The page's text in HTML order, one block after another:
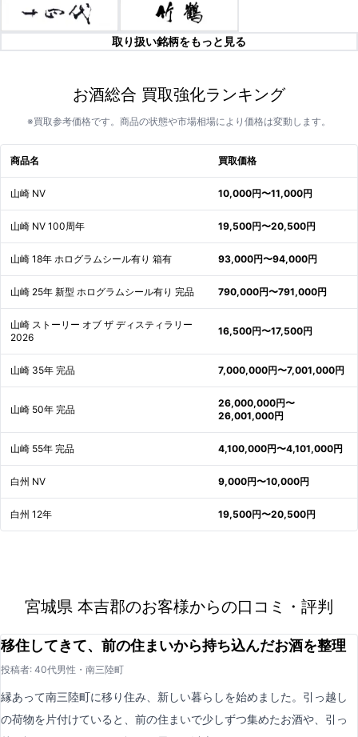
取り扱い銘柄をもっと見る
お酒総合 買取強化ランキング
※買取参考価格です。商品の状態や市場相場により価格は変動します。
商品名 買取価格
山崎 NV 10,000円〜11,000円
山崎 NV 100周年 19,500円〜20,500円
山崎 18年 ホログラムシール有り 箱有 93,000円〜94,000円
山崎 25年 新型 ホログラムシール有り 完品 790,000円〜791,000円
山崎 ストーリー オブ ザ ディスティラリー
2026
16,500円〜17,500円
山崎 35年 完品 7,000,000円〜7,001,000円
山崎 50年 完品
26,000,000円〜
26,001,000円
山崎 55年 完品 4,100,000円〜4,101,000円
白州 NV 9,000円〜10,000円
白州 12年 19,500円〜20,500円
宮城県 本吉郡のお客様からの口コミ・評判
移住してきて、前の住まいから持ち込んだお酒を整理
投稿者: 40代男性・南三陸町
縁あって南三陸町に移り住み、新しい暮らしを始めました。引っ越し
の荷物を片付けていると、前の住まいで少しずつ集めたお酒や、引っ